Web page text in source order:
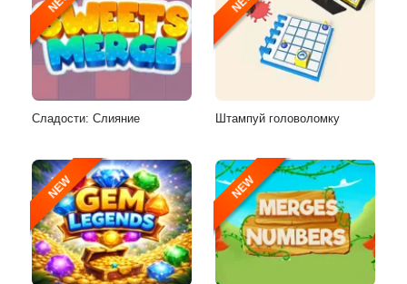
Сладости: Слияние Штампуй головоломку
NEW NEW